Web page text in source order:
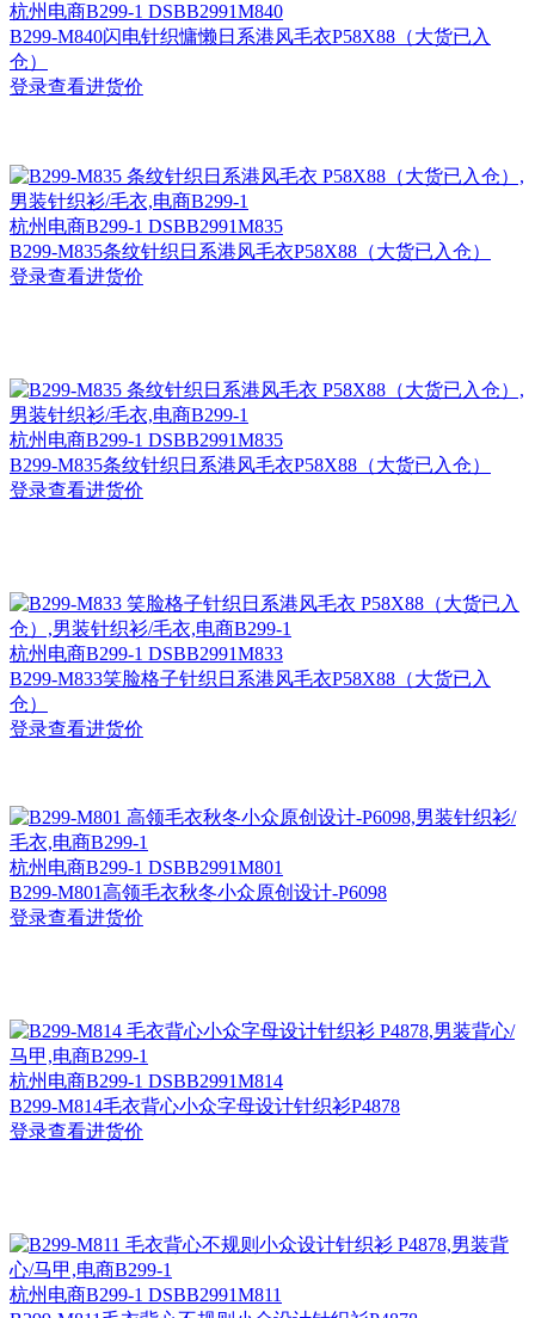
杭州 电商B299-1 DSBB2991M840
B299-M840闪电针织慵懒日系港风毛衣P58X88（大货已入
仓）
登录查看进货价
杭州 电商B299-1 DSBB2991M835
B299-M835条纹针织日系港风毛衣P58X88（大货已入仓）
登录查看进货价
杭州 电商B299-1 DSBB2991M835
B299-M835条纹针织日系港风毛衣P58X88（大货已入仓）
登录查看进货价
杭州 电商B299-1 DSBB2991M833
B299-M833笑脸格子针织日系港风毛衣P58X88（大货已入
仓）
登录查看进货价
杭州 电商B299-1 DSBB2991M801
B299-M801高领毛衣秋冬小众原创设计-P6098
登录查看进货价
杭州 电商B299-1 DSBB2991M814
B299-M814毛衣背心小众字母设计针织衫P4878
登录查看进货价
杭州 电商B299-1 DSBB2991M811